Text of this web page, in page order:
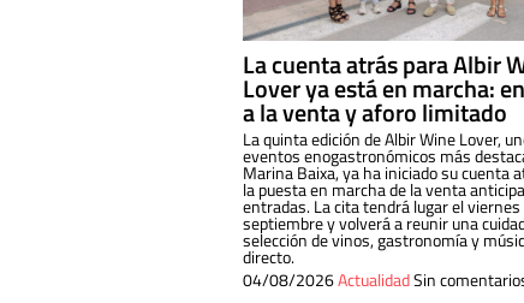
La cuenta atrás para Albir
Lover ya está en marcha:
a la venta y aforo limitado
La quinta edición de Albir Wine Lover,
eventos enogastronómicos más
Marina Baixa, ya ha iniciado su cuenta
la puesta en marcha de la venta
entradas. La cita tendrá lugar el viernes
septiembre y volverá a reunir una
selección de vinos, gastronomía y
directo.
04/08/2026ActualidadSin